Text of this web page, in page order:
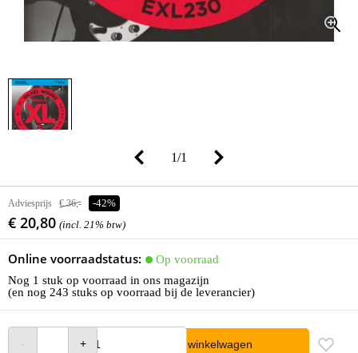
1/1
Adviesprijs € 36,- -42%
€ 20,80 (incl. 21% btw)
Online voorraadstatus:
Op voorraad
Nog 1 stuk op voorraad in ons magazijn
(en nog 243 stuks op voorraad bij de leverancier)
In winkelwagen